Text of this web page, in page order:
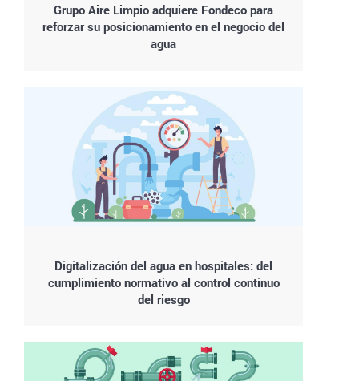
Grupo Aire Limpio adquiere Fondeco para
reforzar su posicionamiento en el negocio del
agua
Digitalización del agua en hospitales: del
cumplimiento normativo al control continuo
del riesgo